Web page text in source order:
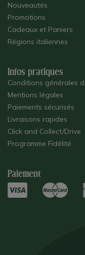
Nouveautés
Promotions
Cadeaux et Paniers
Régions italiennes
Infos pratiques
Conditions générales
Mentions légales
Paiements sécurisés
Livraisons rapides
Click and Collect/Drive
Programme Fidélité
Paiement